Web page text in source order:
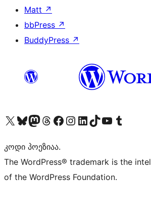
Matt ↗
bbPress ↗
BuddyPress ↗
Visit our X (formerly Twitter) account
Visit our Bluesky account
Visit our Mastodon account
Visit our Threads account
Visit our Facebook page
Visit our Instagram account
Visit our LinkedIn account
Visit our TikTok account
Visit our YouTube channel
Visit our Tumblr account
კოდი პოეზიაა.
The WordPress® trademark is the
of the WordPress Foundation.